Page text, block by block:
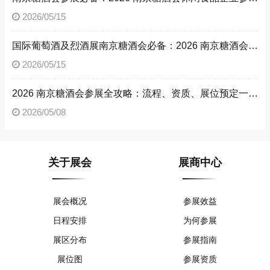
2026/05/15
国际葡萄酒及烈酒展南京糖酒会必备：2026 南京糖酒会参展流程与参展资质详解
2026/05/15
2026 南京糖酒会参展全攻略：流程、资质、展位预定一文读懂
2026/05/08
关于展会
展会概况
日程安排
展区分布
展位图
展商中心
参展效益
为何参展
参展指南
参展资质